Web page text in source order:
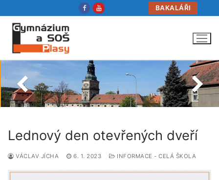
na
obsah
BAKALÁŘI
Lednový den otevřených dveří
VÁCLAV JÍCHA 6. 1. 2023 INFORMACE - CELÁ ŠKOLA